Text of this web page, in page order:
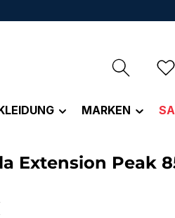
MARKEN
Extension Peak